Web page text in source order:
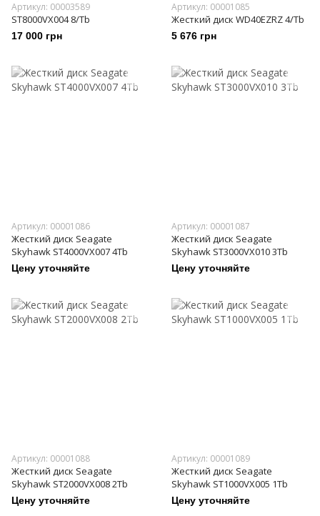
Артикул: 00003589
ST8000VX004 8/Tb
17 000 грн
Артикул: 00001085
Жесткий диск WD40EZRZ 4/Tb
5 676 грн
Артикул: 00001086
Жесткий диск Seagate
Skyhawk ST4000VX007 4Tb
Цену уточняйте
Артикул: 00001087
Жесткий диск Seagate
Skyhawk ST3000VX010 3Tb
Цену уточняйте
Артикул: 00001088
Жесткий диск Seagate
Skyhawk ST2000VX008 2Tb
Цену уточняйте
Артикул: 00001089
Жесткий диск Seagate
Skyhawk ST1000VX005 1Tb
Цену уточняйте